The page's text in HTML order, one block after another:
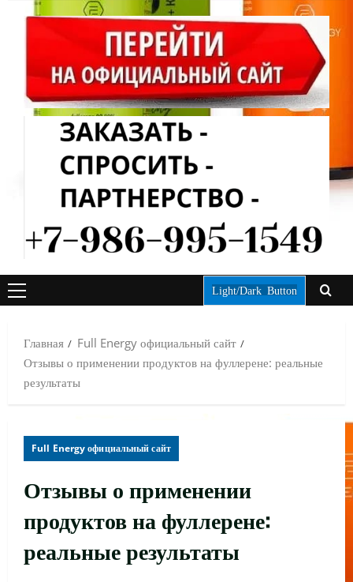
ОСНОВНОЕ
Light/Dark Button
Главная
Full Energy официальный сайт
Отзывы о применении продуктов на фуллерене: реальные
результаты
Full Energy официальный сайт
Отзывы о применении
продуктов на фуллерене:
реальные результаты